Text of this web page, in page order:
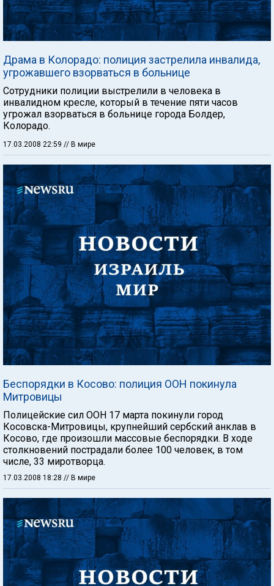
Драма в Колорадо: полиция застрелила инвалида,
угрожавшего взорваться в больнице
Сотрудники полиции выстрелили в человека в
инвалидном кресле, который в течение пяти часов
угрожал взорваться в больнице города Болдер,
Колорадо.
17.03.2008 22:59 // В мире
Беспорядки в Косово: полиция ООН покинула
Митровицы
Полицейские сил ООН 17 марта покинули город
Косовска-Митровицы, крупнейший сербский анклав в
Косово, где произошли массовые беспорядки. В ходе
столкновений пострадали более 100 человек, в том
числе, 33 миротворца.
17.03.2008 18:28 // В мире